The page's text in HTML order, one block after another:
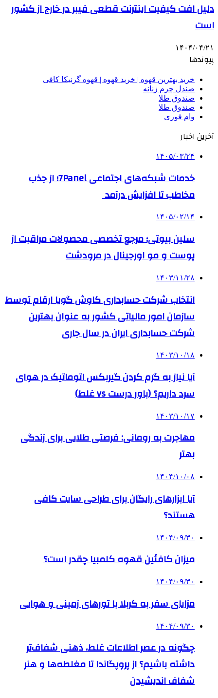
دلیل افت کیفیت اینترنت قطعی فیبر در خارج از کشور
است
۱۴۰۴/۰۴/۲۱
پیوندها
خرید بهترین قهوه | خرید قهوه | قهوه گرنیکا کافی
صندل چرم زنانه
صندوق طلا
صندوق طلا
وام فوری
آخرین اخبار
۱۴۰۵/۰۳/۲۴
خدمات شبکه‌های اجتماعی 7Panel؛ از جذب
مخاطب تا افزایش درآمد
۱۴۰۵/۰۲/۱۴
سلین بیوتی؛ مرجع تخصصی محصولات مراقبت از
پوست و مو اورجینال در مرودشت
۱۴۰۳/۱۱/۲۸
انتخاب شرکت حسابداری کاوش گویا ارقام توسط
سازمان امور مالیاتی کشور به عنوان بهترین
شرکت حسابداری ایران در سال جاری
۱۴۰۳/۱۰/۱۸
آیا نیاز به گرم کردن گیربکس اتوماتیک در هوای
سرد داریم؟ (باور درست vs غلط)
۱۴۰۳/۱۰/۱۷
مهاجرت به رومانی: فرصتی طلایی برای زندگی
بهتر
۱۴۰۴/۱۰/۰۸
آیا ابزارهای رایگان برای طراحی سایت کافی
هستند؟
۱۴۰۴/۰۹/۳۰
میزان کافئین قهوه کلمبیا چقدر است؟
۱۴۰۴/۰۹/۳۰
مزایای سفر به کربلا با تورهای زمینی و هوایی
۱۴۰۴/۰۹/۳۰
چگونه در عصر اطلاعات غلط، ذهنی شفاف‌تر
داشته باشیم؟ از پروپگاندا تا مغلطه‌ها و هنر
شفاف اندیشیدن